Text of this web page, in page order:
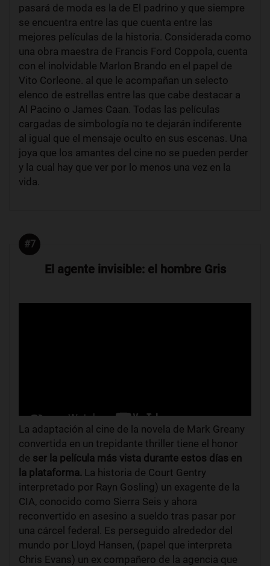
pasará de moda es la de El padrino y que siempre
se encuentra entre las que cuenta entre las
mejores películas de la historia. Considerada como
una obra maestra de Francis Ford Coppola, cuenta
con el inolvidable Marlon Brando en el papel de
Vito Corleone. al que le acompañan un selecto
elenco de estrellas entre las que cabe destacar a
Al Pacino o James Caan. Todas las películas
cargadas de simbología no te dejarán indiferente
al igual que el mensaje oculto en sus escenas. Una
joya que los amantes del cine no se pueden perder
y la cual hay que ver por lo menos una vez en la
vida.
#7
El agente invisible: el hombre Gris
La adaptación al cine de la novela de Mark Greany
convertida en un trepidante thriller tiene el honor
de ser la película más vista durante estos días en
la plataforma. La historia de Court Gentry
interpretado por Rayn Gosling) un exagente de la
CIA, conocido como Sierra Seis y ahora
reconvertido en asesino a sueldo tras pasar por
una cárcel federal. Es perseguido alrededor del
mundo por Lloyd Hansen, (papel que interpreta
Chris Evans) un ex compañero de la agencia que